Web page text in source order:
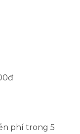
phí trong 5